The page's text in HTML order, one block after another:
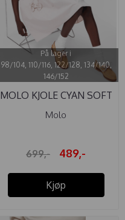
På lager i
98/104, 110/116, 122/128, 134/140,
146/152
MOLO KJOLE CYAN SOFT
POWDER
Molo
699,- 489,-
Kjøp